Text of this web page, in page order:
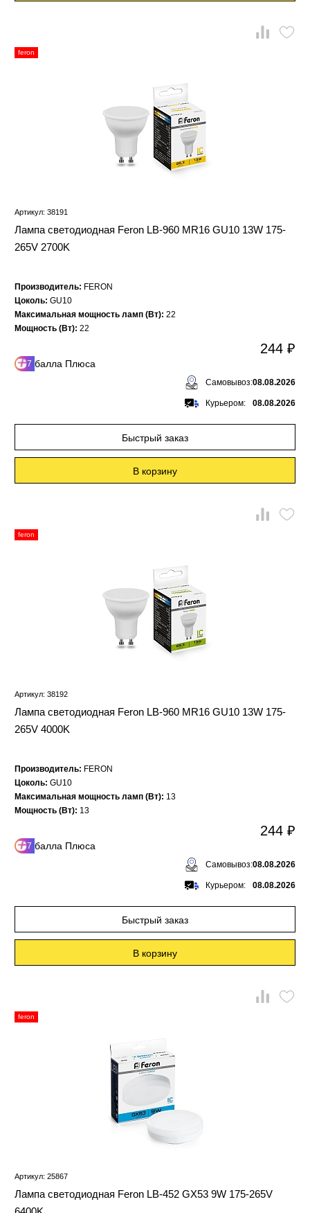
feron
Артикул: 38191
Лампа светодиодная Feron LB-960 MR16 GU10 13W 175-
265V 2700K
Производитель: FERON
Цоколь: GU10
Максимальная мощность ламп (Вт): 22
Мощность (Вт): 22
7 балла Плюса
244 ₽
Самовывоз:08.08.2026
Курьером: 08.08.2026
Быстрый заказ
В корзину
feron
Артикул: 38192
Лампа светодиодная Feron LB-960 MR16 GU10 13W 175-
265V 4000K
Производитель: FERON
Цоколь: GU10
Максимальная мощность ламп (Вт): 13
Мощность (Вт): 13
7 балла Плюса
244 ₽
Самовывоз:08.08.2026
Курьером: 08.08.2026
Быстрый заказ
В корзину
feron
Артикул: 25867
Лампа светодиодная Feron LB-452 GX53 9W 175-265V